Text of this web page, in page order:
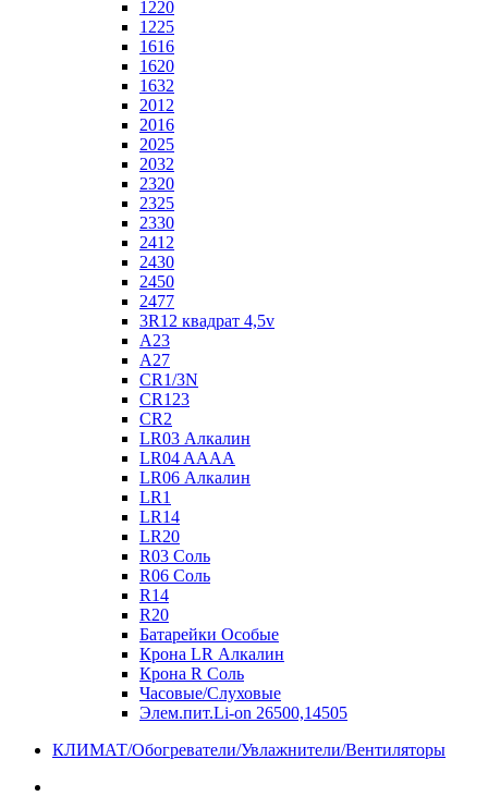
1220
1225
1616
1620
1632
2012
2016
2025
2032
2320
2325
2330
2412
2430
2450
2477
3R12 квадрат 4,5v
A23
A27
CR1/3N
CR123
CR2
LR03 Алкалин
LR04 AAAA
LR06 Алкалин
LR1
LR14
LR20
R03 Соль
R06 Соль
R14
R20
Батарейки Особые
Крона LR Алкалин
Крона R Соль
Часовые/Слуховые
Элем.пит.Li-on 26500,14505
КЛИМАТ/Обогреватели/Увлажнители/Вентиляторы